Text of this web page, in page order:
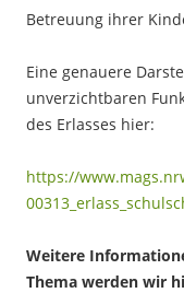
Betreuung ihrer
Eine genauere
unverzichtbaren
des Erlasses hier:
https://
Weitere
Thema werden wir